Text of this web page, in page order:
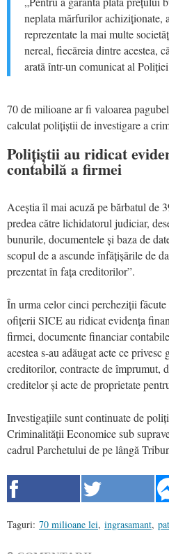
neplata mărfurilor achiziționate,
reprezentate la mai multe
nereal, fiecăreia dintre acestea,
arată într-un comunicat al
70 de milioane ar fi valoarea
calculat polițiștii de investigare a
Polițiștii au ridicat
contabilă a firmei
Aceștia îl mai acuză pe bărbatul de
predea către lichidatorul judiciar,
bunurile, documentele și baza de
scopul de a ascunde înfățișările de
prezentat în fața creditorilor”.
În urma celor cinci percheziții
ofițerii SICE au ridicat evidența
firmei, documente financiar
acestea s-au adăugat acte ce
creditorilor, contracte de împrumut,
creditelor și acte de proprietate
Investigațiile sunt continuate de
Criminalității Economice sub
cadrul Parchetului de pe lângă
Taguri: 70 milioane lei, ingrasamant,